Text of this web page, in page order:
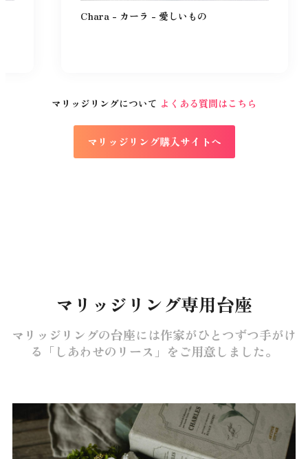
グ - ?はじめの言葉 Chara - カーラ - 愛しいもの
マリッジリングについて よくある質問はこちら
マリッジリング購入サイトへ
マリッジリング専用台座
マリッジリングの台座には作家がひとつずつ手がけ
る 「しあわせのリース」をご用意しました。